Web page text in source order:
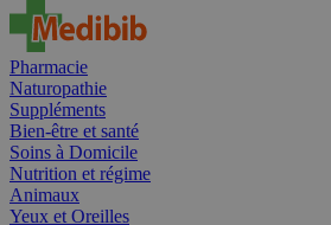
Pharmacie
Naturopathie
Suppléments
Bien-être et santé
Soins à Domicile
Nutrition et régime
Animaux
Yeux et Oreilles